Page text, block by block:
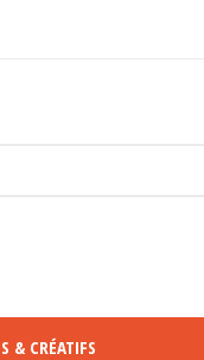
& CRÉATIFS